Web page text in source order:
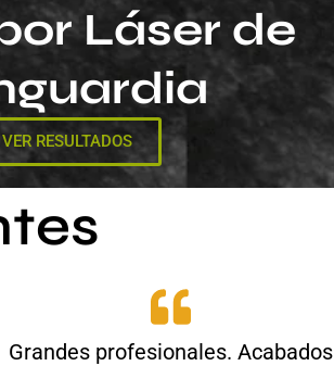
Láser de
VER RESULTADOS
Grandes profesionales. Acabados